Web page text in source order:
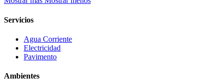
Servicios
Agua Corriente
Electricidad
Pavimento
Ambientes